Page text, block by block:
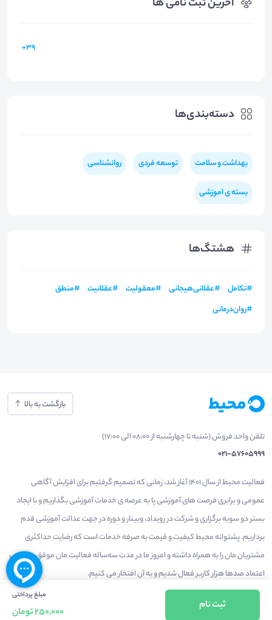
آخرین ثبت نامی ها
39+
دسته‌بندی‌ها
بهداشت و سلامت توسعه فردی روانشناسی
بسته ی اموزشی
هشتگ‌ها
#تکامل #عقلانی‌هيجانی #معقوليت #عقلانيت #منطق
#روان‌درمانی
مبلغ پرداختی
250,000 تومان
ثبت نام
بازگشت به بالا
تلفن واحد فروش (شنبه تا چهارشنبه از 08:00 الی 17:00)
021-57605999
فعالیت محیط از سال 1401 آغاز شد، زمانی که تصمیم گرفتیم برای افزایش آگاهی
عمومی و برابری فرصت های آموزشی پا به عرصه ی خدمات آموزشی بگذاریم و با ایجاد
بستر دو سویه برگزاری و شرکت در رویداد، وبینار و دوره در جهت عدالت آموزشی قدم
برداریم. پشتوانه محیط کیفیت و قیمت به صرفه خدمات است که رضایت حداکثری
مشتریان مان را به همراه داشته و امروز ما در مدت سه‌ساله فعالیت مان موفق به کسب
اعتماد صدها هزار کاربر فعال شدیم و به آن افتخار می‌ کنیم.